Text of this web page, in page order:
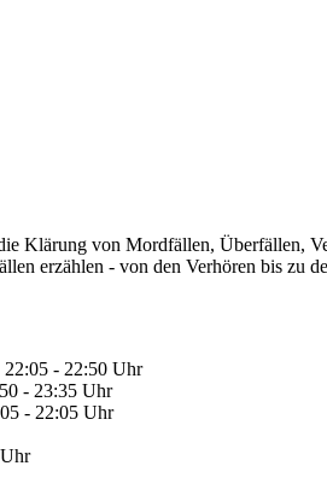
Klärung von Mordfällen, Überfällen,
erzählen - von den Verhören bis zu
22:05 - 22:50 Uhr
- 23:35 Uhr
- 22:05 Uhr